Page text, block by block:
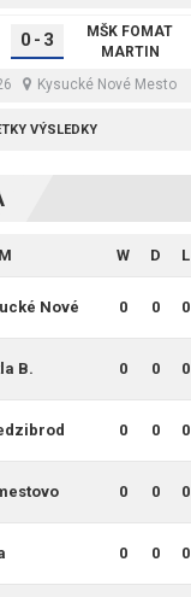
0 - 3
MŠK FOMAT
MARTIN
Kysucké Nové Mesto
VÝSLEDKY
W D L
Nové
0 0 0
B.
0 0 0
0 0 0
0 0 0
0 0 0